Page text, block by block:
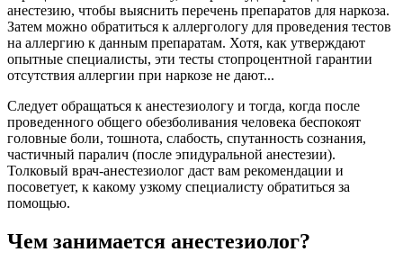
анестезию, чтобы выяснить перечень препаратов для наркоза.
Затем можно обратиться к аллергологу для проведения тестов
на аллергию к данным препаратам. Хотя, как утверждают
опытные специалисты, эти тесты стопроцентной гарантии
отсутствия аллергии при наркозе не дают...
Следует обращаться к анестезиологу и тогда, когда после
проведенного общего обезболивания человека беспокоят
головные боли, тошнота, слабость, спутанность сознания,
частичный паралич (после эпидуральной анестезии).
Толковый врач-анестезиолог даст вам рекомендации и
посоветует, к какому узкому специалисту обратиться за
помощью.
Чем занимается анестезиолог?